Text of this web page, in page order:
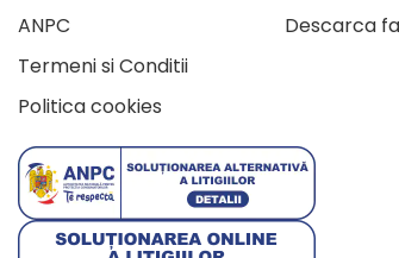
ANPC
Termeni si Conditii
Politica cookies
Descarca